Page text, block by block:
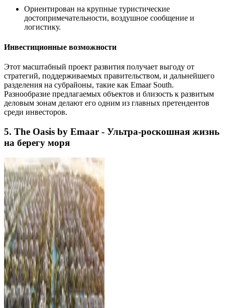
Ориентирован на крупные туристические
достопримечательности, воздушное сообщение и
логистику.
Инвестиционные возможности
Этот масштабный проект развития получает выгоду от
стратегий, поддерживаемых правительством, и дальнейшего
разделения на субрайоны, такие как Emaar South.
Разнообразие предлагаемых объектов и близость к развитым
деловым зонам делают его одним из главных претендентов
среди инвесторов.
5. The Oasis by Emaar - Ультра-роскошная жизнь
на берегу моря